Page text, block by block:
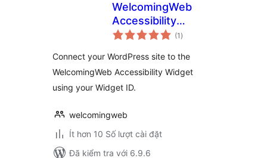
WelcomingWeb
Accessibility
Widget
(1 tổng
đánh
)
Connect your WordPress site to the
WelcomingWeb Accessibility Widget
using your Widget ID.
welcomingweb
Ít hơn 10 Số lượt cài đặt
Đã kiểm tra với 6.9.6